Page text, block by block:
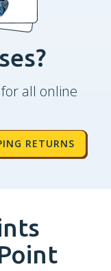
all online
RETURNS